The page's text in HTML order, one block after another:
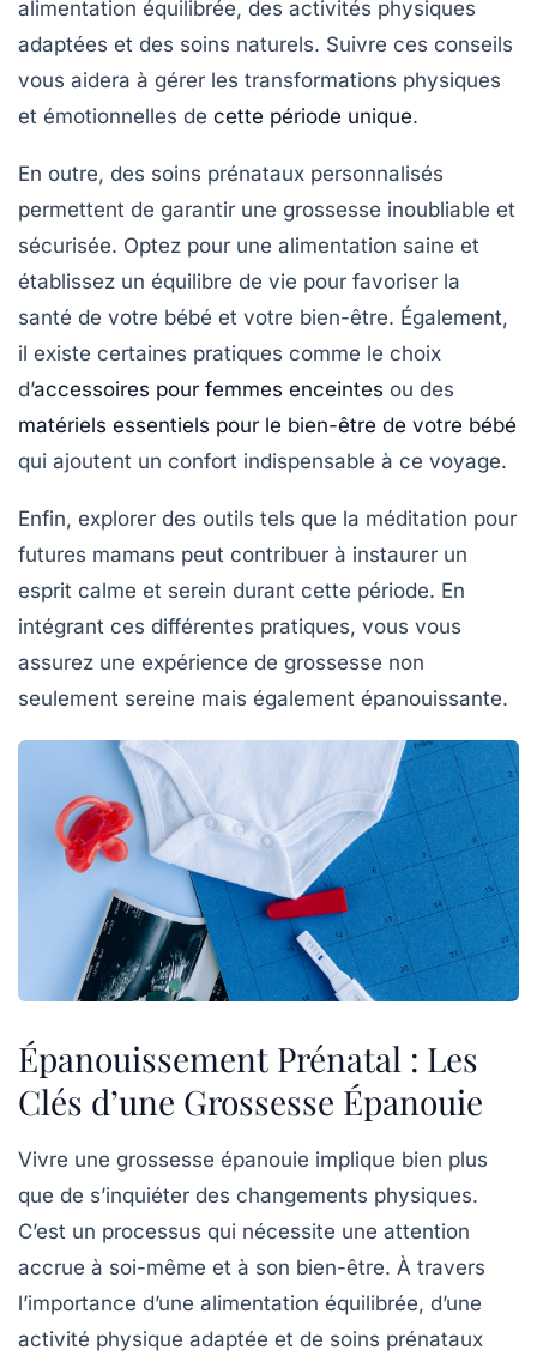
alimentation équilibrée, des activités physiques
adaptées et des soins naturels. Suivre ces conseils
vous aidera à gérer les transformations physiques
et émotionnelles de cette période unique.
En outre, des soins prénataux personnalisés
permettent de garantir une grossesse inoubliable et
sécurisée. Optez pour une alimentation saine et
établissez un équilibre de vie pour favoriser la
santé de votre bébé et votre bien-être. Également,
il existe certaines pratiques comme le choix
d’accessoires pour femmes enceintes ou des
matériels essentiels pour le bien-être de votre bébé
qui ajoutent un confort indispensable à ce voyage.
Enfin, explorer des outils tels que la méditation pour
futures mamans peut contribuer à instaurer un
esprit calme et serein durant cette période. En
intégrant ces différentes pratiques, vous vous
assurez une expérience de grossesse non
seulement sereine mais également épanouissante.
Épanouissement Prénatal : Les
Clés d’une Grossesse Épanouie
Vivre une grossesse épanouie implique bien plus
que de s’inquiéter des changements physiques.
C’est un processus qui nécessite une attention
accrue à soi-même et à son bien-être. À travers
l’importance d’une alimentation équilibrée, d’une
activité physique adaptée et de soins prénataux